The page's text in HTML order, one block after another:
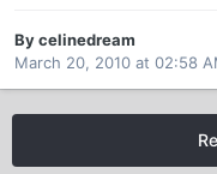
By celinedream
March 20, 2010 at 02:58